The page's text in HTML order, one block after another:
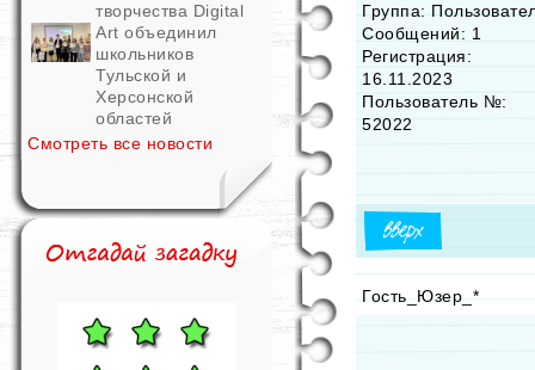
творчества Digital
Art объединил
школьников
Тульской и
Херсонской
областей
Смотреть все новости
Группа:
Сообщений: 1
Регистрация:
16.11.2023
Пользователь №:
52022
Гость_Юзер_*